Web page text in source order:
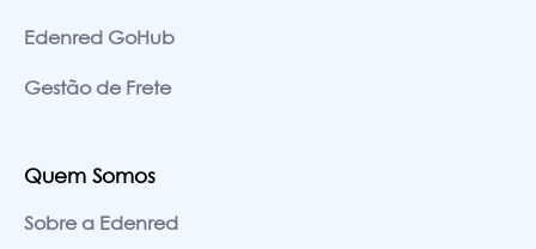
Edenred GoHub
Gestão de Frete
Quem Somos
Sobre a Edenred